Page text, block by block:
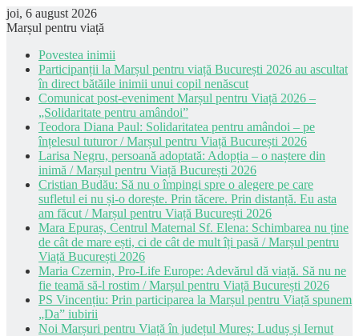
joi, 6 august 2026
Marșul pentru viață
Povestea inimii
Participanții la Marșul pentru viață București 2026 au ascultat
în direct bătăile inimii unui copil nenăscut
Comunicat post-eveniment Marșul pentru Viață 2026 –
„Solidaritate pentru amândoi”
Teodora Diana Paul: Solidaritatea pentru amândoi – pe
înțelesul tuturor / Marșul pentru Viață București 2026
Larisa Negru, persoană adoptată: Adopția – o naștere din
inimă / Marșul pentru Viață București 2026
Cristian Budău: Să nu o împingi spre o alegere pe care
sufletul ei nu și-o dorește. Prin tăcere. Prin distanță. Eu asta
am făcut / Marșul pentru Viață București 2026
Mara Epuraș, Centrul Maternal Sf. Elena: Schimbarea nu ține
de cât de mare ești, ci de cât de mult îți pasă / Marșul pentru
Viață București 2026
Maria Czernin, Pro-Life Europe: Adevărul dă viață. Să nu ne
fie teamă să-l rostim / Marșul pentru Viață București 2026
PS Vincențiu: Prin participarea la Marșul pentru Viață spunem
„Da” iubirii
Noi Marșuri pentru Viață în județul Mureș: Luduș și Iernut